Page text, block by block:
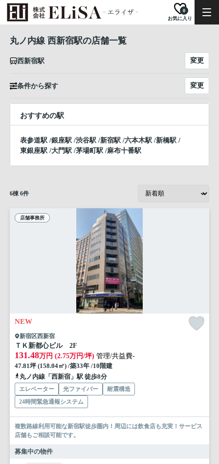
お気に入り
0
丸ノ内線 西新宿駅の店舗一覧
西新宿駅 変更
条件から探す 変更
おすすめの駅
表参道駅 /銀座駅 /渋谷駅 /新宿駅 /六本木駅 /新橋駅 /
東銀座駅 /大門駅 /茅場町駅 /麻布十番駅
6棟 6件
店舗事務所
NEW
新宿区西新宿
ＴＫ新都心ビル 2F
131.48万円 (2.75万円/坪) 管理/共益費-
47.81坪 (158.04㎡) /築33年 /10階建
丸ノ内線「西新宿」駅 徒歩8分
エレベーター 光ファイバー
耐震構造
24時間緊急通報システム
複数路線利用可能な新宿駅徒歩圏内！周辺には飲食店も充実！サービス
店舗もご相談可能です。
募集中の物件